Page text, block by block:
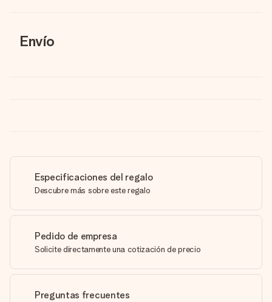
Envío
Especificaciones del regalo
Descubre más sobre este regalo
Pedido de empresa
Solicite directamente una cotización de precio
Preguntas frecuentes